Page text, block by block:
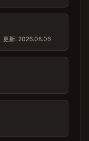
更新: 2026.08.06